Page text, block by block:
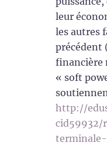
leur
les autres
précédent
financière
« soft
http://
cid59932/